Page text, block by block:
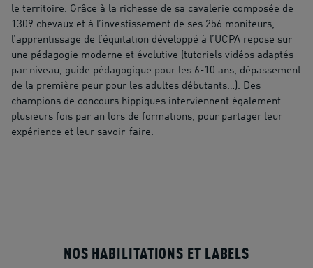
le territoire. Grâce à la richesse de sa cavalerie composée de
1309 chevaux et à l’investissement de ses 256 moniteurs,
l’apprentissage de l’équitation développé à l’UCPA repose sur
une pédagogie moderne et évolutive (tutoriels vidéos adaptés
par niveau, guide pédagogique pour les 6-10 ans, dépassement
de la première peur pour les adultes débutants…). Des
champions de concours hippiques interviennent également
plusieurs fois par an lors de formations, pour partager leur
expérience et leur savoir-faire.
NOS HABILITATIONS ET LABELS